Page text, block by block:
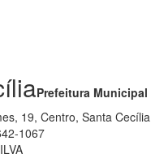
Prefeitura
19, Centro, Santa
1067